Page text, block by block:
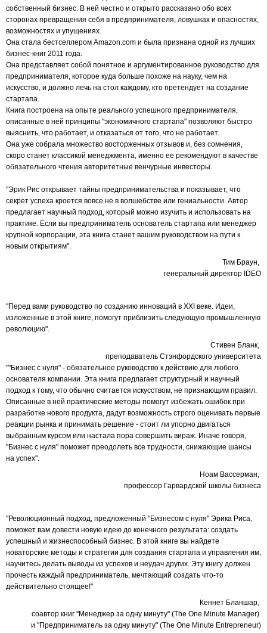
собственный бизнес. В ней честно и открыто рассказано обо всех
сторонах превращения себя в предпринимателя, ловушках и опасностях,
возможностях и упущениях.
Она стала бестселлером Amazon.com и была признана одной из лучших
бизнес-книг 2011 года.
Она представляет собой понятное и аргументированное руководство для
предпринимателя, которое куда больше похоже на науку, чем на
искусство, и должно лечь на стол каждому, кто претендует на создание
стартапа.
Книга построена на опыте реального успешного предпринимателя,
описанные в ней принципы "экономичного стартапа" позволяют быстро
выяснить, что работает, и отказаться от того, что не работает.
Она уже собрала множество восторженных отзывов и, без сомнения,
скоро станет классикой менеджмента, именно ее рекомендуют в качестве
обязательного чтения авторитетные венчурные инвесторы.
"Эрик Рис открывает тайны предпринимательства и показывает, что
секрет успеха кроется вовсе не в волшебстве или гениальности. Автор
предлагает научный подход, который можно изучить и использовать на
практике. Если вы предприниматель основатель стартапа или менеджер
крупной корпорации, эта книга станет вашим руководством на пути к
новым открытиям".
Тим Браун,
генеральный директор IDEO
"Перед вами руководство по созданию инноваций в XXI веке. Идеи,
изложенные в этой книге, помогут приблизить следующую промышленную
революцию".
Стивен Бланк,
преподаватель Стэнфордского университета
""Бизнес с нуля" - обязательное руководство к действию для любого
основателя компании. Эта книга предлагает структурный и научный
подход к тому, что обычно считается искусством, не признающим правил.
Описанные в ней практические методы помогут избежать ошибок при
разработке нового продукта, дадут возможность строго оценивать первые
реакции рынка и принимать решение - стоит ли упорно двигаться
выбранным курсом или настала пора совершить вираж. Иначе говоря,
"Бизнес с нуля" поможет преодолеть все трудности, снижающие шансы
на успех".
Ноам Вассерман,
профессор Гарвардской школы бизнеса
"Революционный подход, предложенный "Бизнесом с нуля" Эрика Риса,
поможет вам довести новую идею до конечного результата: создать
успешный и жизнеспособный бизнес. В этой книге вы найдете
новаторские методы и стратегии для создания стартапа и управления им,
научитесь делать выводы из успехов и неудач других. Эту книгу должен
прочесть каждый предприниматель, мечтающий создать что-то
действительно стоящее!"
Кеннет Бланшар,
соавтор книг "Менеджер за одну минуту" (The One Minute Manager)
и "Предприниматель за одну минуту" (The One Minute Entrepreneur)